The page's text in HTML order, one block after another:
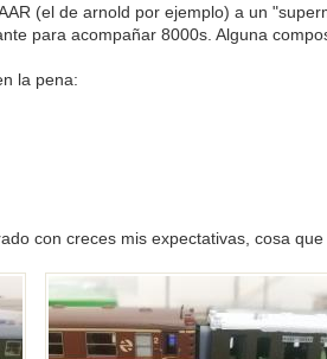
(el de arnold por ejemplo) a un
para acompañar 8000s. Alguna
la pena:
con creces mis expectativas, cosa